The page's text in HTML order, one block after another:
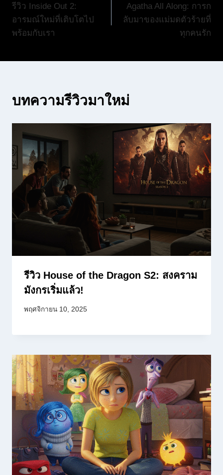
เรื่อง
รีวิว Inside Out 2:
อารมณ์ใหม่ที่เติบโตไป
พร้อมกับเรา
Agatha All Along: การก
ลับมาของแม่มดตัวร้ายที่
ทุกคนรัก
บทความรีวิวมาใหม่
รีวิว House of the Dragon S2: สงคราม
มังกรเริ่มแล้ว!
พฤศจิกายน 10, 2025